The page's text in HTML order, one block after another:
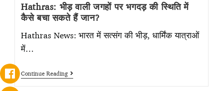
Hathras: भीड़ वाली जगहों पर भगदड़ की स्थिति में
कैसे बचा सकते हैं जान?
Hathras News: भारत में सत्संग की भीड़, धार्मिंक यात्राओं
में…
Continue Reading